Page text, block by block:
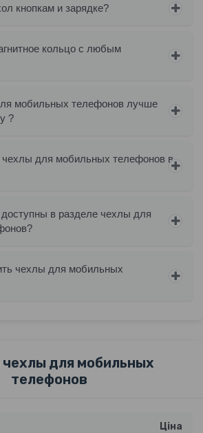
кнопкам и зарядке?
кольцо с любым
мобильных телефонов лучше
?
чехлы для мобильных телефонов в
доступны в разделе чехлы для
чехлы для мобильных
для мобильных
телефонов
Ціна